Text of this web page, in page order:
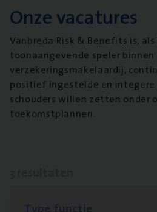
Onze vacatures
Vanbreda Risk & Benefits is,
toonaangevende speler binnen
verzekeringsmakelaardij,
positief ingestelde en integere
schouders willen zetten onder
toekomstplannen.